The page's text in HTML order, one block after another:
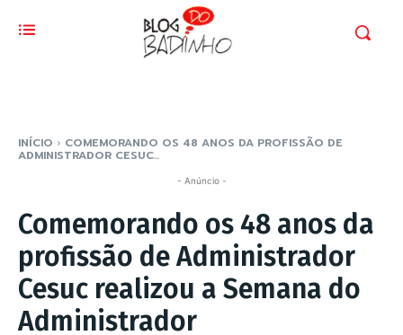
INÍCIO COMEMORANDO OS 48 ANOS DA PROFISSÃO DE
ADMINISTRADOR CESUC...
- Anúncio -
Comemorando os 48 anos da
profissão de Administrador
Cesuc realizou a Semana do
Administrador